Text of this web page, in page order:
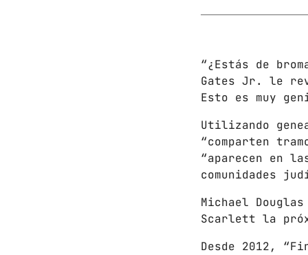
“¿Estás de
Gates Jr. le
Esto es muy
Utilizando
“comparten
“aparecen en
comunidades
Michael
Scarlett la
Desde 2012,